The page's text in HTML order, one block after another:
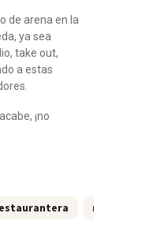
de arena en la
ya sea
take out,
a estas
¡no